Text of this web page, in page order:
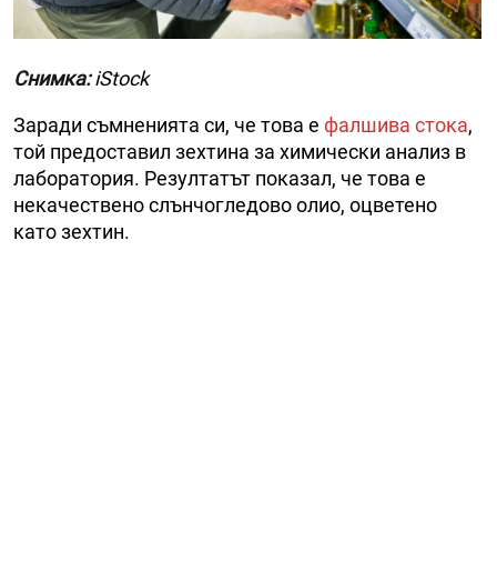
Снимка:iStock
Заради съмненията си, че това е фалшива стока,
той предоставил зехтина за химически анализ в
лаборатория. Резултатът показал, че това е
некачествено слънчогледово олио, оцветено
като зехтин.